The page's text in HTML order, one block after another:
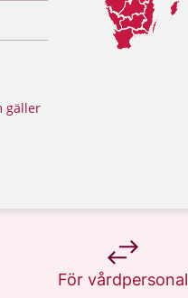
gäller
För vårdpersonal
på 1177.se